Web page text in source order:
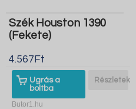
Szék Houston 1390
(Fekete)
4.567Ft
Ugrás a
boltba
Részletek
Butor1.hu